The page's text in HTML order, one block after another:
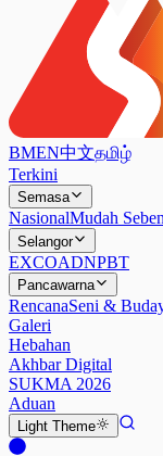
BMEN中文தமிழ்
Terkini
Semasa
NasionalMudah
Selangor
EXCOADNPBT
Pancawarna
RencanaSeni &
Galeri
Hebahan
Akhbar Digital
SUKMA 2026
Aduan
Light Theme